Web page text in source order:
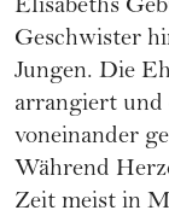
Elisabeths
Geschwister
Jungen. Die
arrangiert und
voneinander
Während
Zeit meist in